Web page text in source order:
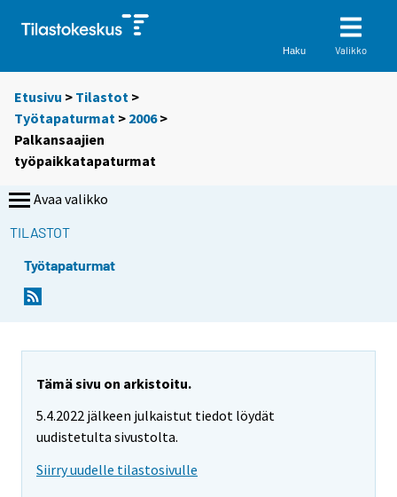
Haku Valikko
Etusivu > Tilastot >
Työtapaturmat > 2006>
Palkansaajien
työpaikkatapaturmat
Avaa valikko
TILASTOT
Työtapaturmat
Tämä sivu on arkistoitu.
5.4.2022 jälkeen julkaistut tiedot löydät
uudistetulta sivustolta.
Siirry uudelle tilastosivulle